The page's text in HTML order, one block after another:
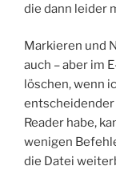
die dann leider
Markieren und
auch – aber im
löschen, wenn
entscheidender
Reader habe,
wenigen
die Datei